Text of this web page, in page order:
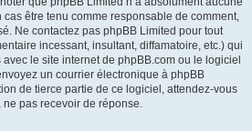
être tenu comme responsable de comment,
Ne contactez pas phpBB Limited pour tout
incessant, insultant, diffamatoire, etc.) qui
le site internet de phpBB.com ou le logiciel
un courrier électronique à phpBB
de tierce partie de ce logiciel, attendez-vous
pas recevoir de réponse.